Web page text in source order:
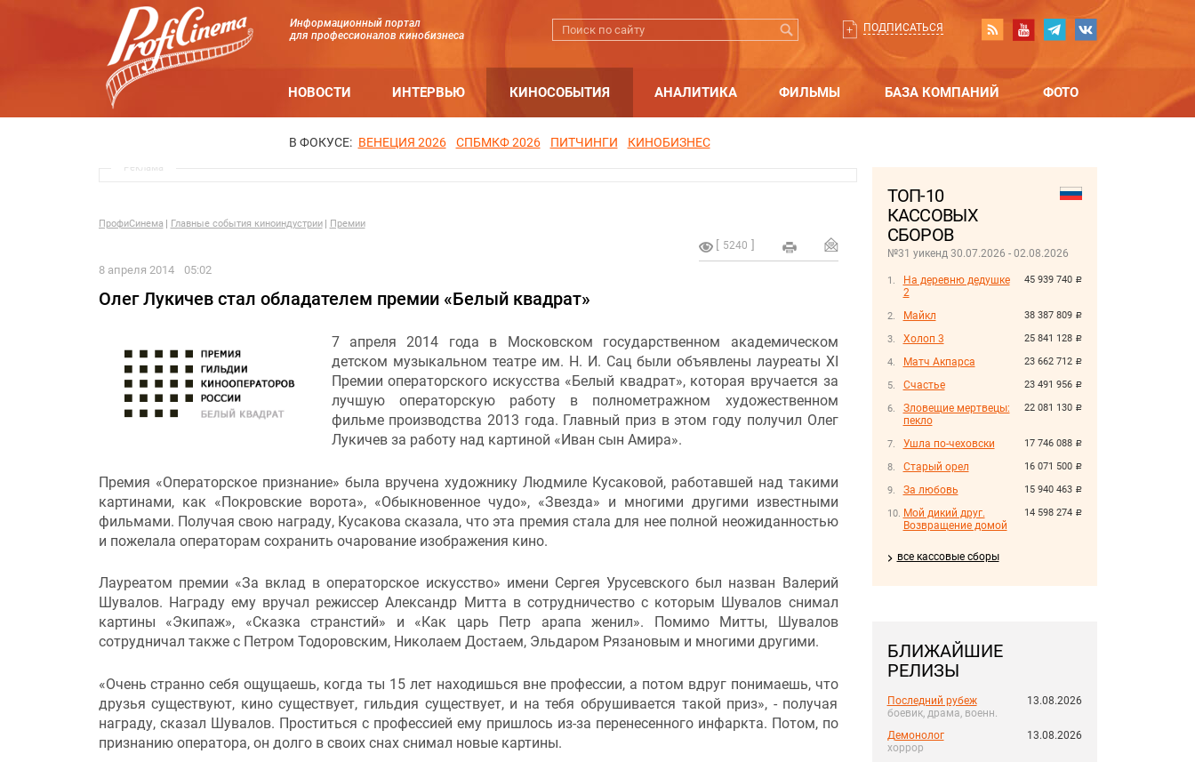
Информационный портал
для профессионалов кинобизнеса
ПОДПИСАТЬСЯ
НОВОСТИ ИНТЕРВЬЮ КИНОСОБЫТИЯ АНАЛИТИКА ФИЛЬМЫ БАЗА КОМПАНИЙ ФОТО
В ФОКУСЕ: ВЕНЕЦИЯ 2026 СПБМКФ 2026 ПИТЧИНГИ КИНОБИЗНЕС
ТОП-10
КАССОВЫХ
СБОРОВ
№31 уикенд 30.07.2026 - 02.08.2026
45 939 740 руб.
На деревню дедушке
2
38 387 809 руб.
Майкл
25 841 128 руб.
Холоп 3
23 662 712 руб.
Матч Акпарса
23 491 956 руб.
Счастье
22 081 130 руб.
Зловещие мертвецы:
пекло
17 746 088 руб.
Ушла по-чеховски
16 071 500 руб.
Старый орел
15 940 463 руб.
За любовь
14 598 274 руб.
Мой дикий друг.
Возвращение домой
все кассовые сборы
БЛИЖАЙШИЕ
РЕЛИЗЫ
Последний рубеж
боевик, драма, военн.
13.08.2026
Демонолог
хоррор
13.08.2026
Реклама
ПрофиСинема Главные события киноиндустрии Премии
5240
8 апреля 2014 05:02
Олег Лукичев стал обладателем премии «Белый квадрат»
7 апреля 2014 года в Московском государственном академическом
детском музыкальном театре им. Н. И. Сац были объявлены лауреаты XI
Премии операторского искусства «Белый квадрат», которая вручается за
лучшую операторскую работу в полнометражном художественном
фильме производства 2013 года. Главный приз в этом году получил Олег
Лукичев за работу над картиной «Иван сын Амира».
Премия «Операторское признание» была вручена художнику Людмиле Кусаковой, работавшей над такими
картинами, как «Покровские ворота», «Обыкновенное чудо», «Звезда» и многими другими известными
фильмами. Получая свою награду, Кусакова сказала, что эта премия стала для нее полной неожиданностью
и пожелала операторам сохранить очарование изображения кино.
Лауреатом премии «За вклад в операторское искусство» имени Сергея Урусевского был назван Валерий
Шувалов. Награду ему вручал режиссер Александр Митта в сотрудничество с которым Шувалов снимал
картины «Экипаж», «Сказка странстий» и «Как царь Петр арапа женил». Помимо Митты, Шувалов
сотрудничал также с Петром Тодоровским, Николаем Достаем, Эльдаром Рязановым и многими другими.
«Очень странно себя ощущаешь, когда ты 15 лет находишься вне профессии, а потом вдруг понимаешь, что
друзья существуют, кино существует, гильдия существует, и на тебя обрушивается такой приз», - получая
награду, сказал Шувалов. Проститься с профессией ему пришлось из-за перенесенного инфаркта. Потом, по
признанию оператора, он долго в своих снах снимал новые картины.